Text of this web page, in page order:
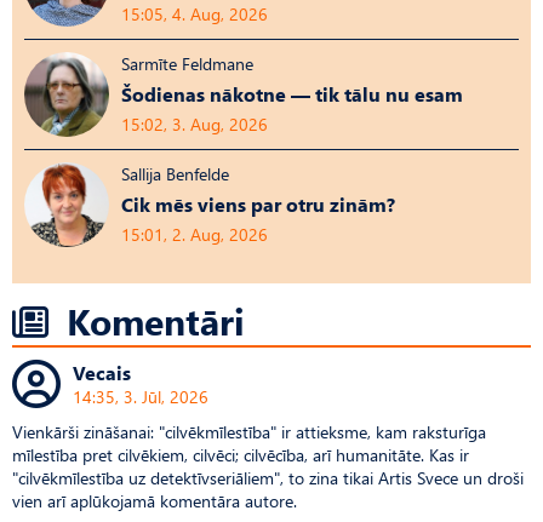
15:05, 4. Aug, 2026
Sarmīte Feldmane
Šodienas nākotne — tik tālu nu esam
15:02, 3. Aug, 2026
Sallija Benfelde
Cik mēs viens par otru zinām?
15:01, 2. Aug, 2026
Komentāri
Vecais
14:35, 3. Jūl, 2026
Vienkārši zināšanai: "cilvēkmīlestība" ir attieksme, kam raksturīga
mīlestība pret cilvēkiem, cilvēci; cilvēcība, arī humanitāte. Kas ir
"cilvēkmīlestība uz detektīvseriāliem", to zina tikai Artis Svece un droši
vien arī aplūkojamā komentāra autore.